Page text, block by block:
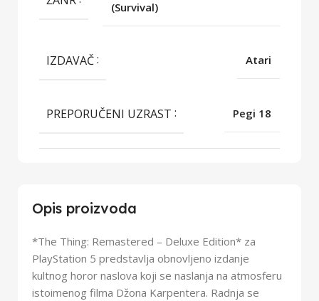
Opis proizvoda
*The Thing: Remastered – Deluxe Edition* za
PlayStation 5 predstavlja obnovljeno izdanje
kultnog horor naslova koji se naslanja na atmosferu
istoimenog filma Džona Karpentera. Radnja se
(Survival)
IZDAVAČ Atari
PREPORUČENI UZRAST Pegi 18